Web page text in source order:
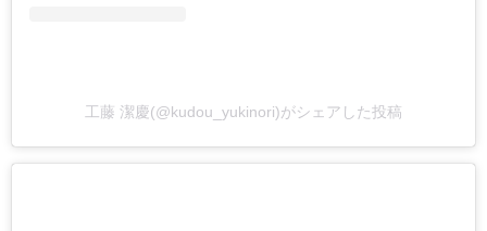
工藤 潔慶(@kudou_yukinori)がシェアした投稿